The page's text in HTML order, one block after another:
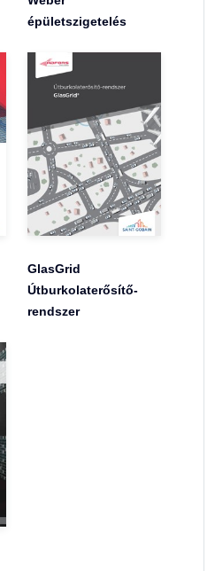
épületszigetelés
GlasGrid
Útburkolaterősítő-
rendszer